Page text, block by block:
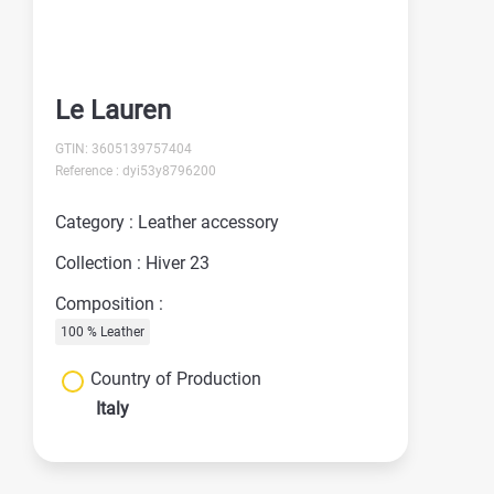
Le Lauren
GTIN: 3605139757404
Reference : dyi53y8796200
Category : Leather accessory
Collection : Hiver 23
Composition :
100 % Leather
Country of Production
Italy